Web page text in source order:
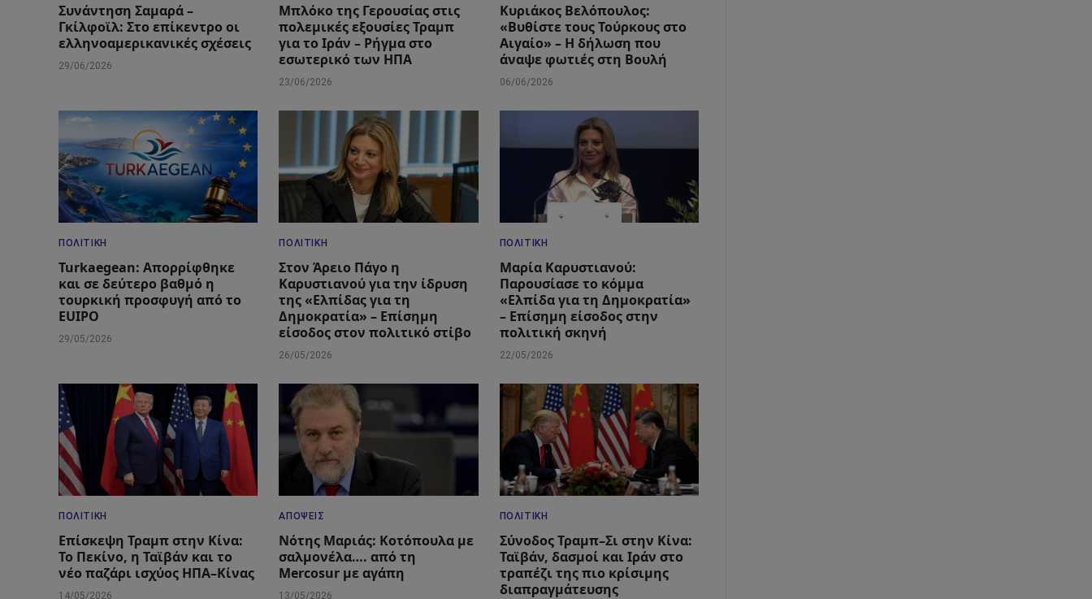
Συνάντηση Σαμαρά –
Γκίλφοϊλ: Στο επίκεντρο οι
ελληνοαμερικανικές σχέσεις
29/06/2026
Μπλόκο της Γερουσίας στις
πολεμικές εξουσίες Τραμπ
για το Ιράν – Ρήγμα στο
εσωτερικό των ΗΠΑ
23/06/2026
Κυριάκος Βελόπουλος:
«Βυθίστε τους Τούρκους στο
Αιγαίο» – Η δήλωση που
άναψε φωτιές στη Βουλή
06/06/2026
ΠΟΛΙΤΙΚΉ
Turkaegean: Απορρίφθηκε
και σε δεύτερο βαθμό η
τουρκική προσφυγή από το
EUIPO
29/05/2026
ΠΟΛΙΤΙΚΉ
Στον Άρειο Πάγο η
Καρυστιανού για την ίδρυση
της «Ελπίδας για τη
Δημοκρατία» – Επίσημη
είσοδος στον πολιτικό στίβο
26/05/2026
ΠΟΛΙΤΙΚΉ
Μαρία Καρυστιανού:
Παρουσίασε το κόμμα
«Ελπίδα για τη Δημοκρατία»
– Επίσημη είσοδος στην
πολιτική σκηνή
22/05/2026
ΠΟΛΙΤΙΚΉ
Επίσκεψη Τραμπ στην Κίνα:
Το Πεκίνο, η Ταϊβάν και το
νέο παζάρι ισχύος ΗΠΑ–Κίνας
14/05/2026
ΑΠΌΨΕΙΣ
Νότης Μαριάς: Κοτόπουλα με
σαλμονέλα…. από τη
Mercosur με αγάπη
13/05/2026
ΠΟΛΙΤΙΚΉ
Σύνοδος Τραμπ–Σι στην Κίνα:
Ταϊβάν, δασμοί και Ιράν στο
τραπέζι της πιο κρίσιμης
διαπραγμάτευσης